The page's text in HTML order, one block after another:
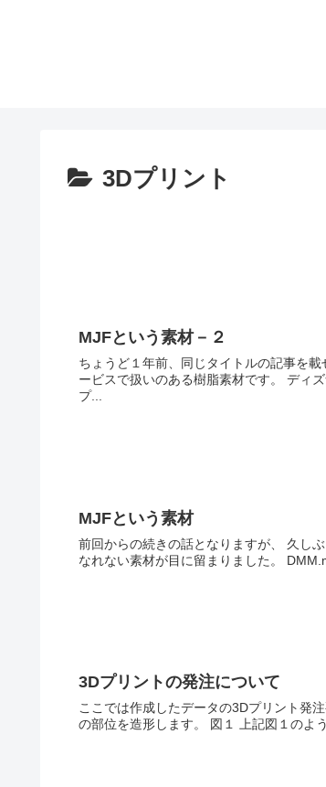
3Dプリント
MJFという素材－２
ちょうど１年前、同じタイトルの記事を
ービスで扱いのある樹脂素材です。 ディ
プ...
MJFという素材
前回からの続きの話となりますが、 久し
なれない素材が目に留まりました。
3Dプリントの発注について
ここでは作成したデータの3Dプリント発
の部位を造形します。 図１ 上記図１のよ